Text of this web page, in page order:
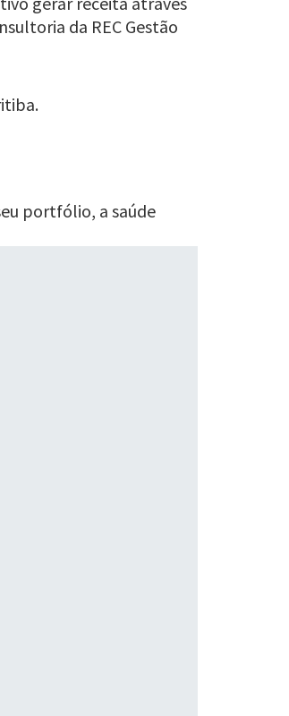
da REC Gestão
portfólio, a saúde